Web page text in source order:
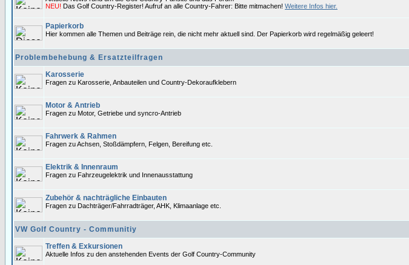
NEU! Das Golf Country-Register! Aufruf an alle Country-Fahrer: Bitte mitmachen! Weitere Infos hier.
Papierkorb
Hier kommen alle Themen und Beiträge rein, die nicht mehr aktuell sind. Der Papierkorb wird regelmäßig geleert!
Problembehebung & Ersatzteilfragen
Karosserie
Fragen zu Karosserie, Anbauteilen und Country-Dekoraufklebern
Motor & Antrieb
Fragen zu Motor, Getriebe und syncro-Antrieb
Fahrwerk & Rahmen
Fragen zu Achsen, Stoßdämpfern, Felgen, Bereifung etc.
Elektrik & Innenraum
Fragen zu Fahrzeugelektrik und Innenausstattung
Zubehör & nachträgliche Einbauten
Fragen zu Dachträger/Fahrradträger, AHK, Klimaanlage etc.
VW Golf Country - Communitiy
Treffen & Exkursionen
Aktuelle Infos zu den anstehenden Events der Golf Country-Community